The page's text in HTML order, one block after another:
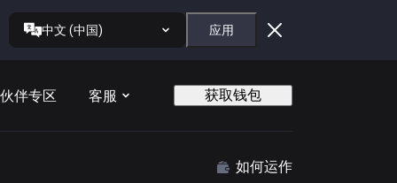
中文 (中国) 应用
伴专区 客服 获取钱包
如何运作